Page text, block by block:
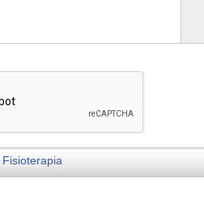
Fisioterapia